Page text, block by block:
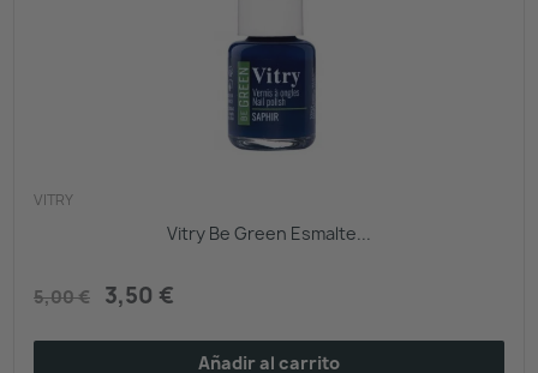
VITRY
Vitry Be Green Esmalte...
5,00 € 3,50 €
Añadir al carrito